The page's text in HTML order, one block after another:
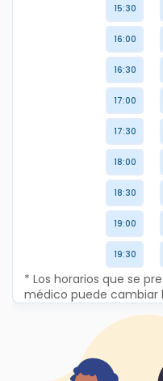
15:30
16:00
16:30
17:00
17:30
18:00
18:30
19:00
19:30
* Los horarios que se
médico puede cambiar